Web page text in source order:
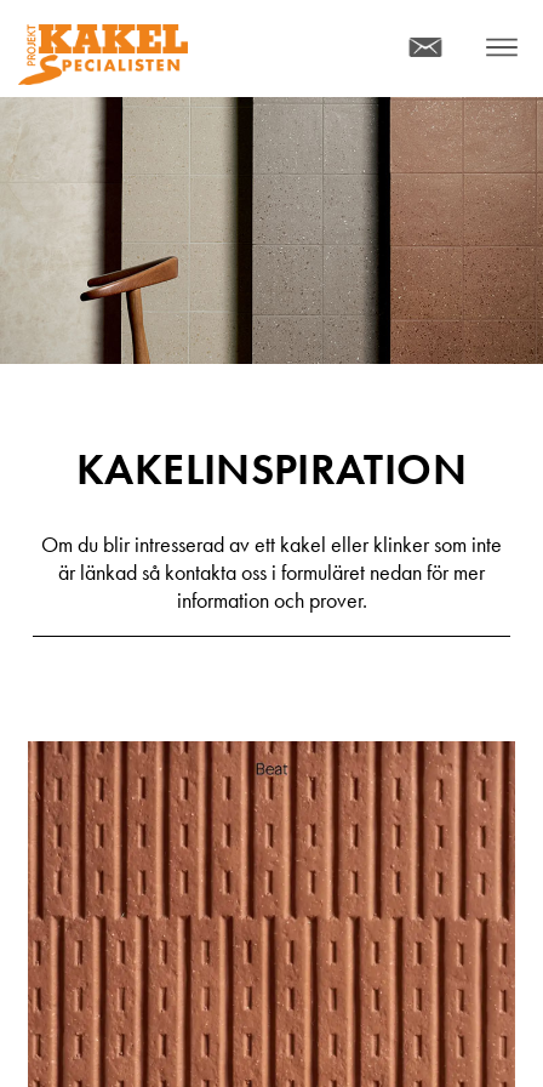
KONTAKTMENY
KAKELINSPIRATION
Om du blir intresserad av ett kakel eller klinker som inte
är länkad så kontakta oss i formuläret nedan för mer
information och prover.